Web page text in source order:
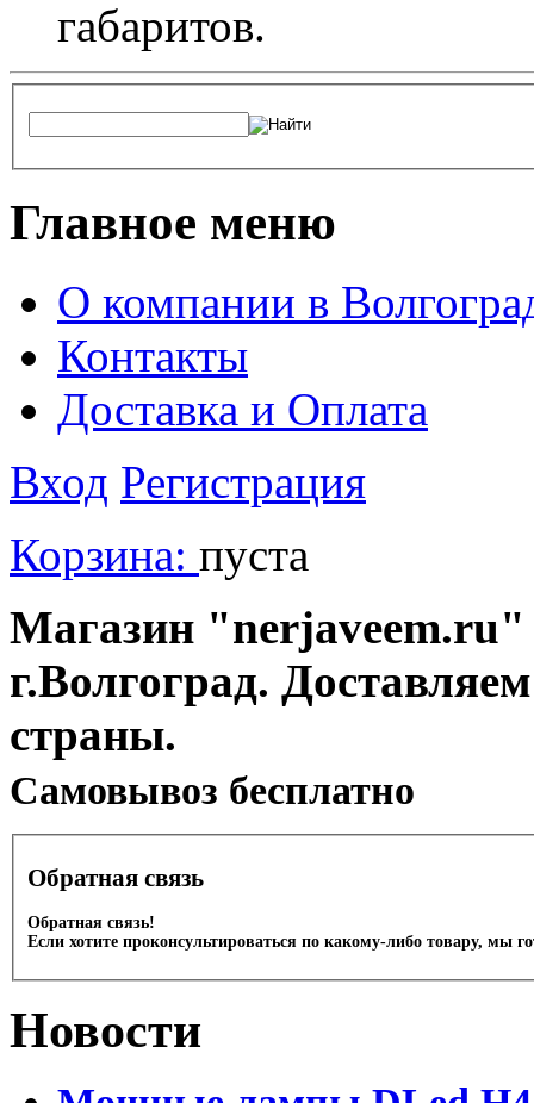
габаритов.
Главное меню
О компании в
Контакты
Доставка и Оплата
Вход Регистрация
Корзина: пуста
Магазин "nerjaveem.ru"
г.Волгоград.
страны.
Cамовывоз бесплатно
Обратная связь
Обратная связь!
Если хотите проконсультироваться по какому-либо товару, мы
Новости